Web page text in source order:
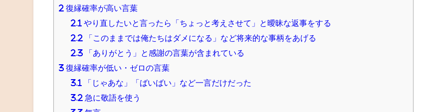
2 復縁確率が高い言葉
2.1 やり直したいと言ったら「ちょっと考えさせて」と曖昧な返事をする
2.2 「このままでは俺たちはダメになる」など将来的な事柄をあげる
2.3 「ありがとう」と感謝の言葉が含まれている
3 復縁確率が低い・ゼロの言葉
3.1
「じゃあな」「ばいばい」など一言だけだった
3.2 急に敬語を使う